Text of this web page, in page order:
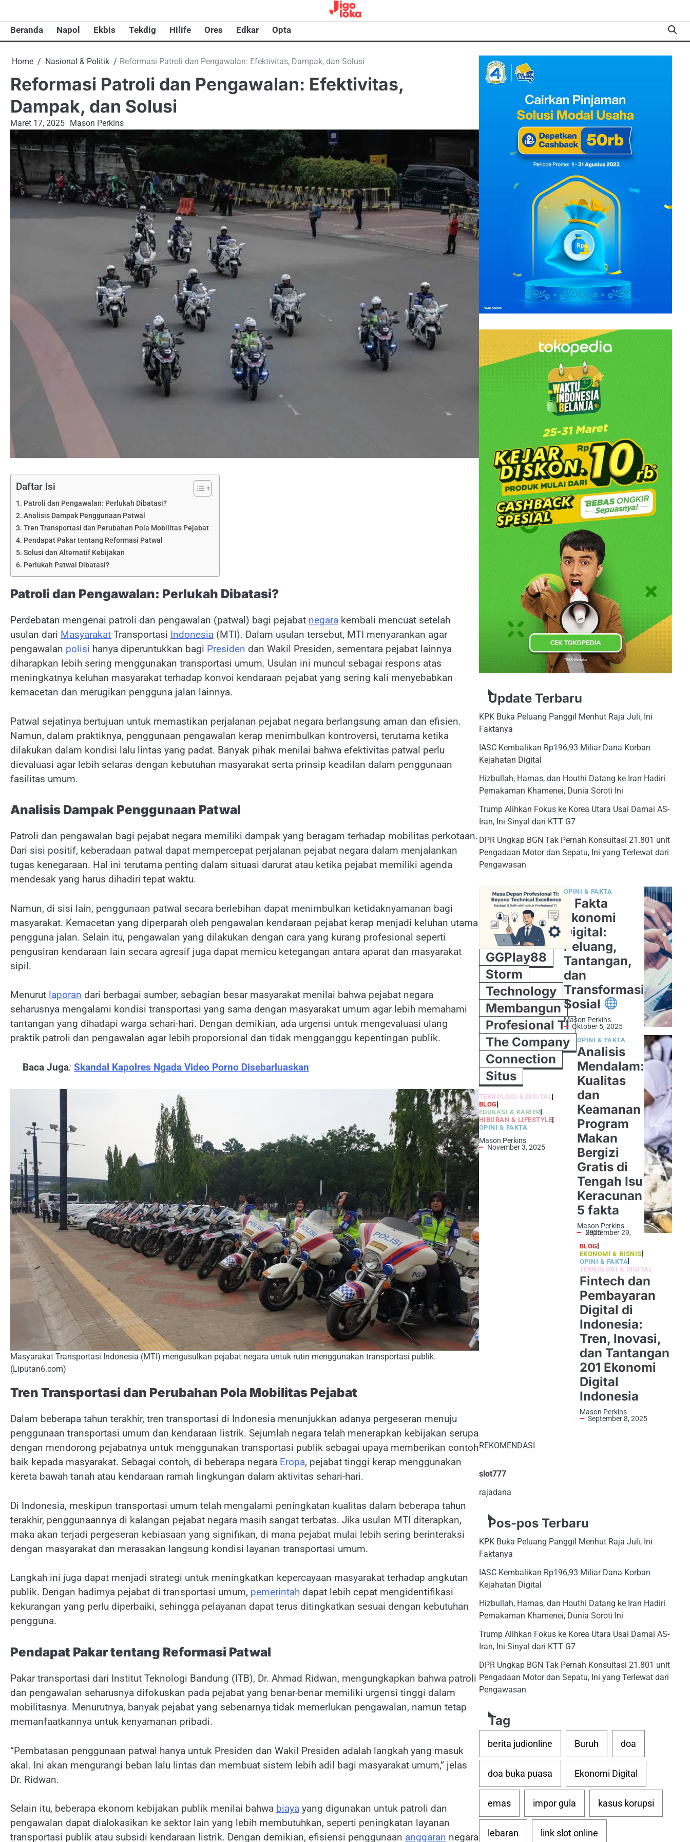
content
Beranda Napol Ekbis Tekdig Hilife Ores Edkar Opta
Home Nasional & Politik Reformasi Patroli dan Pengawalan: Efektivitas, Dampak, dan Solusi
Reformasi Patroli dan Pengawalan: Efektivitas,
Dampak, dan Solusi
Maret 17, 2025 Mason Perkins
Daftar Isi
Patroli dan Pengawalan: Perlukah Dibatasi?
Analisis Dampak Penggunaan Patwal
Tren Transportasi dan Perubahan Pola Mobilitas Pejabat
Pendapat Pakar tentang Reformasi Patwal
Solusi dan Alternatif Kebijakan
Perlukah Patwal Dibatasi?
Patroli dan Pengawalan: Perlukah Dibatasi?
Perdebatan mengenai patroli dan pengawalan (patwal) bagi pejabat negara kembali mencuat setelah
usulan dari Masyarakat Transportasi Indonesia (MTI). Dalam usulan tersebut, MTI menyarankan agar
pengawalan polisi hanya diperuntukkan bagi Presiden dan Wakil Presiden, sementara pejabat lainnya
diharapkan lebih sering menggunakan transportasi umum. Usulan ini muncul sebagai respons atas
meningkatnya keluhan masyarakat terhadap konvoi kendaraan pejabat yang sering kali menyebabkan
kemacetan dan merugikan pengguna jalan lainnya.
Patwal sejatinya bertujuan untuk memastikan perjalanan pejabat negara berlangsung aman dan efisien.
Namun, dalam praktiknya, penggunaan pengawalan kerap menimbulkan kontroversi, terutama ketika
dilakukan dalam kondisi lalu lintas yang padat. Banyak pihak menilai bahwa efektivitas patwal perlu
dievaluasi agar lebih selaras dengan kebutuhan masyarakat serta prinsip keadilan dalam penggunaan
fasilitas umum.
Analisis Dampak Penggunaan Patwal
Patroli dan pengawalan bagi pejabat negara memiliki dampak yang beragam terhadap mobilitas perkotaan.
Dari sisi positif, keberadaan patwal dapat mempercepat perjalanan pejabat negara dalam menjalankan
tugas kenegaraan. Hal ini terutama penting dalam situasi darurat atau ketika pejabat memiliki agenda
mendesak yang harus dihadiri tepat waktu.
Namun, di sisi lain, penggunaan patwal secara berlebihan dapat menimbulkan ketidaknyamanan bagi
masyarakat. Kemacetan yang diperparah oleh pengawalan kendaraan pejabat kerap menjadi keluhan utama
pengguna jalan. Selain itu, pengawalan yang dilakukan dengan cara yang kurang profesional seperti
pengusiran kendaraan lain secara agresif juga dapat memicu ketegangan antara aparat dan masyarakat
sipil.
Menurut laporan dari berbagai sumber, sebagian besar masyarakat menilai bahwa pejabat negara
seharusnya mengalami kondisi transportasi yang sama dengan masyarakat umum agar lebih memahami
tantangan yang dihadapi warga sehari-hari. Dengan demikian, ada urgensi untuk mengevaluasi ulang
praktik patroli dan pengawalan agar lebih proporsional dan tidak mengganggu kepentingan publik.
Baca Juga: Skandal Kapolres Ngada Video Porno Disebarluaskan
Masyarakat Transportasi Indonesia (MTI) mengusulkan pejabat negara untuk rutin menggunakan transportasi publik.
(Liputan6.com)
Tren Transportasi dan Perubahan Pola Mobilitas Pejabat
Dalam beberapa tahun terakhir, tren transportasi di Indonesia menunjukkan adanya pergeseran menuju
penggunaan transportasi umum dan kendaraan listrik. Sejumlah negara telah menerapkan kebijakan serupa
dengan mendorong pejabatnya untuk menggunakan transportasi publik sebagai upaya memberikan contoh
baik kepada masyarakat. Sebagai contoh, di beberapa negara Eropa, pejabat tinggi kerap menggunakan
kereta bawah tanah atau kendaraan ramah lingkungan dalam aktivitas sehari-hari.
Di Indonesia, meskipun transportasi umum telah mengalami peningkatan kualitas dalam beberapa tahun
terakhir, penggunaannya di kalangan pejabat negara masih sangat terbatas. Jika usulan MTI diterapkan,
maka akan terjadi pergeseran kebiasaan yang signifikan, di mana pejabat mulai lebih sering berinteraksi
dengan masyarakat dan merasakan langsung kondisi layanan transportasi umum.
Langkah ini juga dapat menjadi strategi untuk meningkatkan kepercayaan masyarakat terhadap angkutan
publik. Dengan hadirnya pejabat di transportasi umum, pemerintah dapat lebih cepat mengidentifikasi
kekurangan yang perlu diperbaiki, sehingga pelayanan dapat terus ditingkatkan sesuai dengan kebutuhan
pengguna.
Pendapat Pakar tentang Reformasi Patwal
Pakar transportasi dari Institut Teknologi Bandung (ITB), Dr. Ahmad Ridwan, mengungkapkan bahwa patroli
dan pengawalan seharusnya difokuskan pada pejabat yang benar-benar memiliki urgensi tinggi dalam
mobilitasnya. Menurutnya, banyak pejabat yang sebenarnya tidak memerlukan pengawalan, namun tetap
memanfaatkannya untuk kenyamanan pribadi.
“Pembatasan penggunaan patwal hanya untuk Presiden dan Wakil Presiden adalah langkah yang masuk
akal. Ini akan mengurangi beban lalu lintas dan membuat sistem lebih adil bagi masyarakat umum,” jelas
Dr. Ridwan.
Selain itu, beberapa ekonom kebijakan publik menilai bahwa biaya yang digunakan untuk patroli dan
pengawalan dapat dialokasikan ke sektor lain yang lebih membutuhkan, seperti peningkatan layanan
transportasi publik atau subsidi kendaraan listrik. Dengan demikian, efisiensi penggunaan anggaran negara
Update Terbaru
KPK Buka Peluang Panggil Menhut Raja Juli, Ini
Faktanya
IASC Kembalikan Rp196,93 Miliar Dana Korban
Kejahatan Digital
Hizbullah, Hamas, dan Houthi Datang ke Iran Hadiri
Pemakaman Khamenei, Dunia Soroti Ini
Trump Alihkan Fokus ke Korea Utara Usai Damai AS-
Iran, Ini Sinyal dari KTT G7
DPR Ungkap BGN Tak Pernah Konsultasi 21.801 unit
Pengadaan Motor dan Sepatu, Ini yang Terlewat dari
Pengawasan
GGPlay88
Storm
Technology
Membangun
Profesional TI
The Company
Connection
Situs
TEKNOLOGI & DIGITAL
BLOG
EDUKASI & KARIER
HIBURAN & LIFESTYLE
OPINI & FAKTA
Mason Perkins
November 3, 2025
5 Fakta
Ekonomi
Digital:
Peluang,
Tantangan,
dan
Transformasi
Sosial
OPINI & FAKTA
Mason Perkins
Oktober 5, 2025
Analisis
Mendalam:
Kualitas
dan
Keamanan
Program
Makan
Bergizi
Gratis di
Tengah Isu
Keracunan
5 fakta
OPINI & FAKTA
Mason Perkins
September 29, 2025
Fintech dan
Pembayaran
Digital di
Indonesia:
Tren, Inovasi,
dan Tantangan
201 Ekonomi
Digital
Indonesia
BLOG
EKONOMI & BISNIS
OPINI & FAKTA
TEKNOLOGI & DIGITAL
Mason Perkins
September 8, 2025
REKOMENDASI
slot777
rajadana
Pos-pos Terbaru
KPK Buka Peluang Panggil Menhut Raja Juli, Ini
Faktanya
IASC Kembalikan Rp196,93 Miliar Dana Korban
Kejahatan Digital
Hizbullah, Hamas, dan Houthi Datang ke Iran Hadiri
Pemakaman Khamenei, Dunia Soroti Ini
Trump Alihkan Fokus ke Korea Utara Usai Damai AS-
Iran, Ini Sinyal dari KTT G7
DPR Ungkap BGN Tak Pernah Konsultasi 21.801 unit
Pengadaan Motor dan Sepatu, Ini yang Terlewat dari
Pengawasan
Tag
berita judionline Buruh doa
doa buka puasa Ekonomi Digital
emas impor gula kasus korupsi
lebaran link slot online